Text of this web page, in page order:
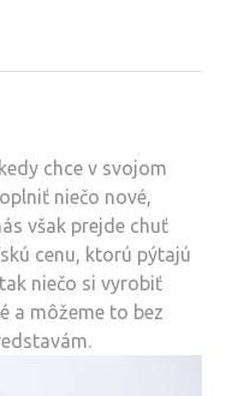
chce v svojom
niečo nové,
však prejde chuť
cenu, ktorú pýtajú
niečo si vyrobiť
a môžeme to bez